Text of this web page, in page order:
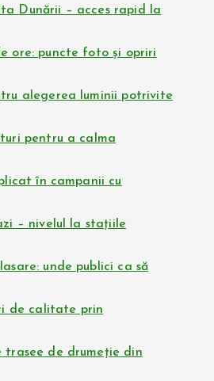
Dunării – acces rapid la
ore: puncte foto și opriri
alegerea luminii potrivite
pentru a calma
în campanii cu
– nivelul la stațiile
unde publici ca să
de calitate prin
trasee de drumeție din